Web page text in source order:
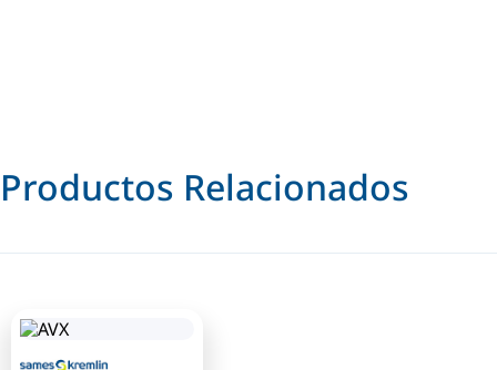
Productos Relacionados